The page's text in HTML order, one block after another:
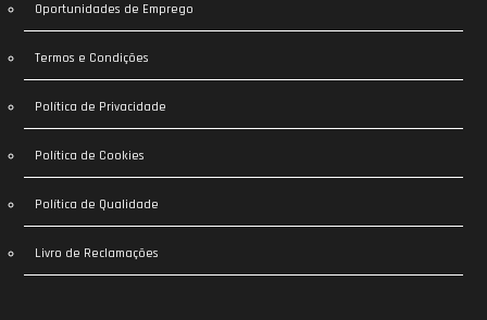
Oportunidades de Emprego
Termos e Condições
Política de Privacidade
Política de Cookies
Política de Qualidade
Livro de Reclamações